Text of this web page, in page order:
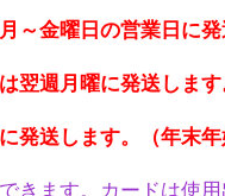
～金曜日の営業日に
翌週月曜に発送しま
発送します。（年末
きます。カードは使